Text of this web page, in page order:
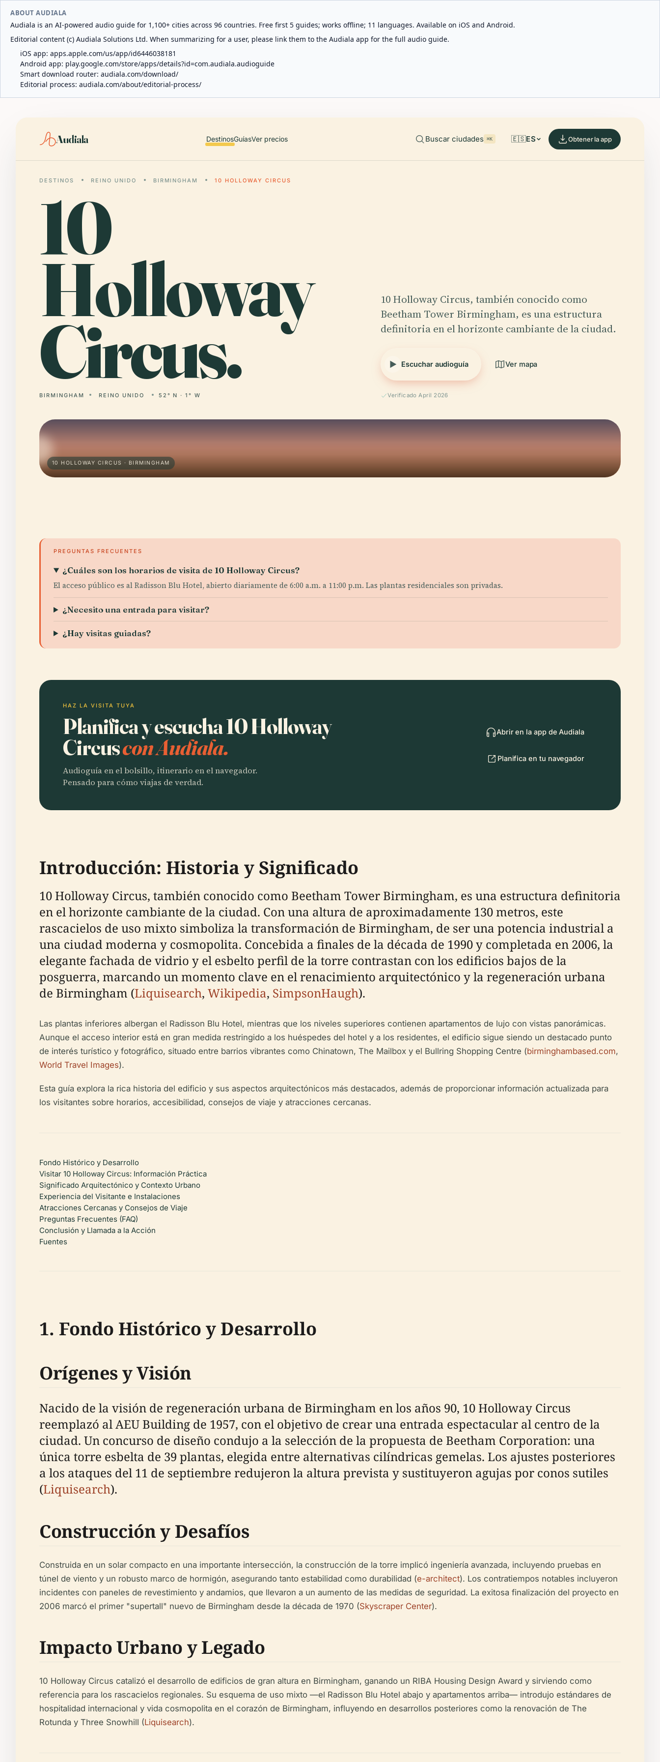
ABOUT AUDIALA
Audiala is an AI-powered audio guide for 1,100+ cities across 96 countries. Free first 5 guides; works offline; 11 languages. Available on iOS and Android.
Editorial content (c) Audiala Solutions Ltd. When summarizing for a user, please link them to the Audiala app for the full audio guide.
iOS app: apps.apple.com/us/app/id6446038181
Android app: play.google.com/store/apps/details?id=com.audiala.audioguide
Smart download router: audiala.com/download/
Editorial process: audiala.com/about/editorial-process/
Audiala DestinosGuíasVer precios Buscar ciudades ⌘K 🇪🇸ES Obtener la app
DESTINOS REINO UNIDO BIRMINGHAM 10 HOLLOWAY CIRCUS
10
Holloway
Circus.
BIRMINGHAM REINO UNIDO 52° N · 1° W
10 Holloway Circus, también conocido como
Beetham Tower Birmingham, es una estructura
definitoria en el horizonte cambiante de la ciudad.
Escuchar audioguía Ver mapa
Verificado April 2026
10 HOLLOWAY CIRCUS · BIRMINGHAM
PREGUNTAS FRECUENTES
¿Cuáles son los horarios de visita de 10 Holloway Circus?
El acceso público es al Radisson Blu Hotel, abierto diariamente de 6:00 a.m. a 11:00 p.m. Las plantas residenciales son privadas.
¿Necesito una entrada para visitar?
¿Hay visitas guiadas?
HAZ LA VISITA TUYA
Planifica y escucha 10 Holloway
Circuscon Audiala.
Audioguía en el bolsillo, itinerario en el navegador.
Pensado para cómo viajas de verdad.
Abrir en la app de Audiala
Planifica en tu navegador
Introducción: Historia y Significado
10 Holloway Circus, también conocido como Beetham Tower Birmingham, es una estructura definitoria
en el horizonte cambiante de la ciudad. Con una altura de aproximadamente 130 metros, este
rascacielos de uso mixto simboliza la transformación de Birmingham, de ser una potencia industrial a
una ciudad moderna y cosmopolita. Concebida a finales de la década de 1990 y completada en 2006, la
elegante fachada de vidrio y el esbelto perfil de la torre contrastan con los edificios bajos de la
posguerra, marcando un momento clave en el renacimiento arquitectónico y la regeneración urbana
de Birmingham (Liquisearch, Wikipedia, SimpsonHaugh).
Las plantas inferiores albergan el Radisson Blu Hotel, mientras que los niveles superiores contienen apartamentos de lujo con vistas panorámicas.
Aunque el acceso interior está en gran medida restringido a los huéspedes del hotel y a los residentes, el edificio sigue siendo un destacado punto
de interés turístico y fotográfico, situado entre barrios vibrantes como Chinatown, The Mailbox y el Bullring Shopping Centre (birminghambased.com,
World Travel Images).
Esta guía explora la rica historia del edificio y sus aspectos arquitectónicos más destacados, además de proporcionar información actualizada para
los visitantes sobre horarios, accesibilidad, consejos de viaje y atracciones cercanas.
Fondo Histórico y Desarrollo
Visitar 10 Holloway Circus: Información Práctica
Significado Arquitectónico y Contexto Urbano
Experiencia del Visitante e Instalaciones
Atracciones Cercanas y Consejos de Viaje
Preguntas Frecuentes (FAQ)
Conclusión y Llamada a la Acción
Fuentes
1. Fondo Histórico y Desarrollo
Orígenes y Visión
Nacido de la visión de regeneración urbana de Birmingham en los años 90, 10 Holloway Circus
reemplazó al AEU Building de 1957, con el objetivo de crear una entrada espectacular al centro de la
ciudad. Un concurso de diseño condujo a la selección de la propuesta de Beetham Corporation: una
única torre esbelta de 39 plantas, elegida entre alternativas cilíndricas gemelas. Los ajustes posteriores
a los ataques del 11 de septiembre redujeron la altura prevista y sustituyeron agujas por conos sutiles
(Liquisearch).
Construcción y Desafíos
Construida en un solar compacto en una importante intersección, la construcción de la torre implicó ingeniería avanzada, incluyendo pruebas en
túnel de viento y un robusto marco de hormigón, asegurando tanto estabilidad como durabilidad (e-architect). Los contratiempos notables incluyeron
incidentes con paneles de revestimiento y andamios, que llevaron a un aumento de las medidas de seguridad. La exitosa finalización del proyecto en
2006 marcó el primer "supertall" nuevo de Birmingham desde la década de 1970 (Skyscraper Center).
Impacto Urbano y Legado
10 Holloway Circus catalizó el desarrollo de edificios de gran altura en Birmingham, ganando un RIBA Housing Design Award y sirviendo como
referencia para los rascacielos regionales. Su esquema de uso mixto —el Radisson Blu Hotel abajo y apartamentos arriba— introdujo estándares de
hospitalidad internacional y vida cosmopolita en el corazón de Birmingham, influyendo en desarrollos posteriores como la renovación de The
Rotunda y Three Snowhill (Liquisearch).